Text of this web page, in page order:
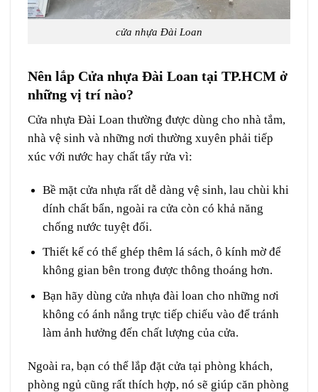
cửa nhựa Đài Loan
Nên lắp Cửa nhựa Đài Loan tại TP.HCM ở
những vị trí nào?
Cửa nhựa Đài Loan thường được dùng cho nhà tắm,
nhà vệ sinh và những nơi thường xuyên phải tiếp
xúc với nước hay chất tẩy rửa vì:
Bề mặt cửa nhựa rất dễ dàng vệ sinh, lau chùi khi
dính chất bẩn, ngoài ra cửa còn có khả năng
chống nước tuyệt đối.
Thiết kế có thể ghép thêm lá sách, ô kính mờ để
không gian bên trong được thông thoáng hơn.
Bạn hãy dùng cửa nhựa đài loan cho những nơi
không có ánh nắng trực tiếp chiếu vào để tránh
làm ảnh hưởng đến chất lượng của cửa.
Ngoài ra, bạn có thể lắp đặt cửa tại phòng khách,
phòng ngủ cũng rất thích hợp, nó sẽ giúp căn phòng